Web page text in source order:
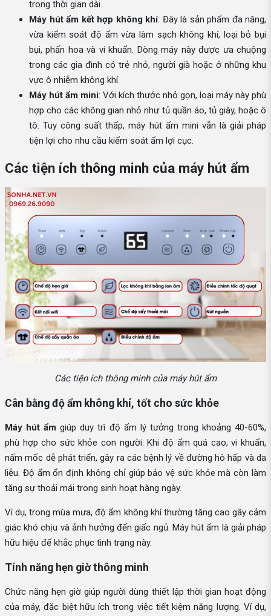
trong thời gian dài.
Máy hút ẩm kết hợp không khí: Đây là sản phẩm đa năng,
vừa kiểm soát độ ẩm vừa làm sạch không khí, loại bỏ bụi
bụi, phấn hoa và vi khuẩn. Dòng máy này được ưa chuộng
trong các gia đình có trẻ nhỏ, người già hoặc ở những khu
vực ô nhiễm không khí.
Máy hút ẩm mini: Với kích thước nhỏ gọn, loại máy này phù
hợp cho các không gian nhỏ như tủ quần áo, tủ giày, hoặc ô
tô. Tuy công suất thấp, máy hút ẩm mini vẫn là giải pháp
tiện lợi cho nhu cầu kiểm soát ẩm lợi cục.
Các tiện ích thông minh của máy hút ẩm
Các tiện ích thông minh của máy hút ẩm
Cân bằng độ ẩm không khí, tốt cho sức khỏe
Máy hút ẩm giúp duy trì độ ẩm lý tưởng trong khoảng 40-60%,
phù hợp cho sức khỏe con người. Khi độ ẩm quá cao, vi khuẩn,
nấm mốc dễ phát triển, gây ra các bệnh lý về đường hô hấp và da
liễu. Độ ẩm ổn định không chỉ giúp bảo vệ sức khỏe mà còn làm
tăng sự thoải mái trong sinh hoạt hàng ngày.
Ví dụ, trong mùa mưa, độ ẩm không khí thường tăng cao gây cảm
giác khó chịu và ảnh hưởng đến giấc ngủ. Máy hút ẩm là giải pháp
hữu hiệu để khắc phục tình trạng này.
Tính năng hẹn giờ thông minh
Chức năng hẹn giờ giúp người dùng thiết lập thời gian hoạt động
của máy, đặc biệt hữu ích trong việc tiết kiệm năng lượng. Ví dụ,